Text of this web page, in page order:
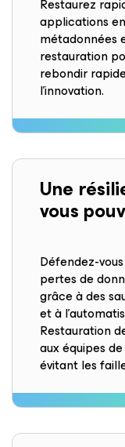
Restaurez
applications
métadonnées
restauration
rebondir
l’innovation.
Une
vous
Défendez-
pertes de
grâce à des
et à
Restauration
aux équipes
évitant les